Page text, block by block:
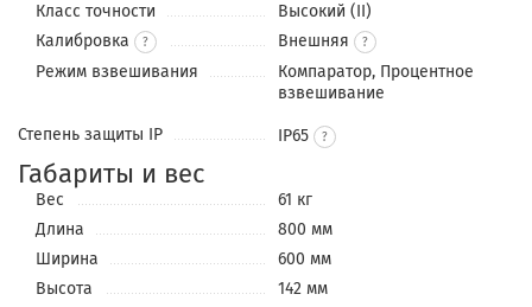
Класс точности
Высокий (II)
Калибровка
?
Внешняя
Режим взвешивания
Компаратор, Процентное
взвешивание
Степень защиты IP IP65
Габариты и вес
Вес
61 кг
Длина
800 мм
Ширина
600 мм
Высота
142 мм